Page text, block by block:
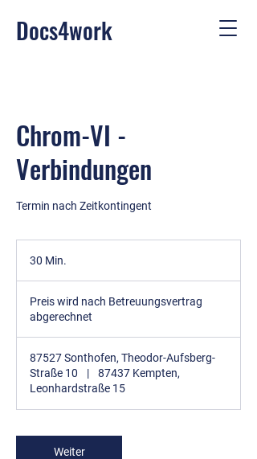
Docs4work
Chrom-VI -
Verbindungen
Termin nach Zeitkontingent
30 Min.
i
n
.
nach
Betreuungsvertrag
abgerechnet
Preis wird nach Betreuungsvertrag
abgerechnet
87527 Sonthofen, Theodor-Aufsberg-
Straße 10
|
87437 Kempten,
Leonhardstraße 15
Weiter